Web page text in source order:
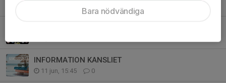
INFORMATION KANSLIET
11 jun, 15:45 0
Bara nödvändiga